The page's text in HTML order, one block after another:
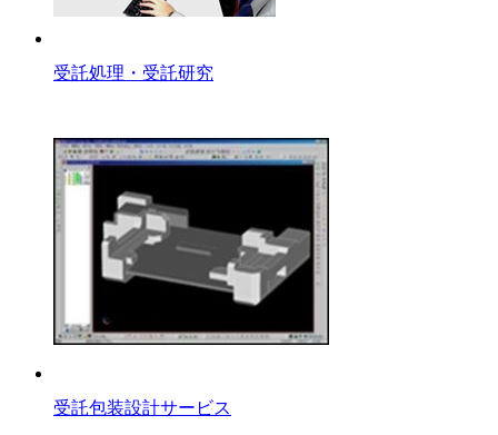
受託処理・受託研究
受託包装設計サービス